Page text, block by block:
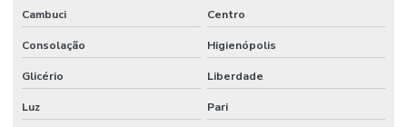
Cambuci Centro
Consolação Higienópolis
Glicério Liberdade
Luz Pari